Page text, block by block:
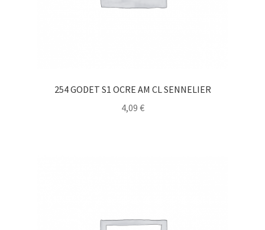
254 GODET S1 OCRE AM CL SENNELIER
4,09 €